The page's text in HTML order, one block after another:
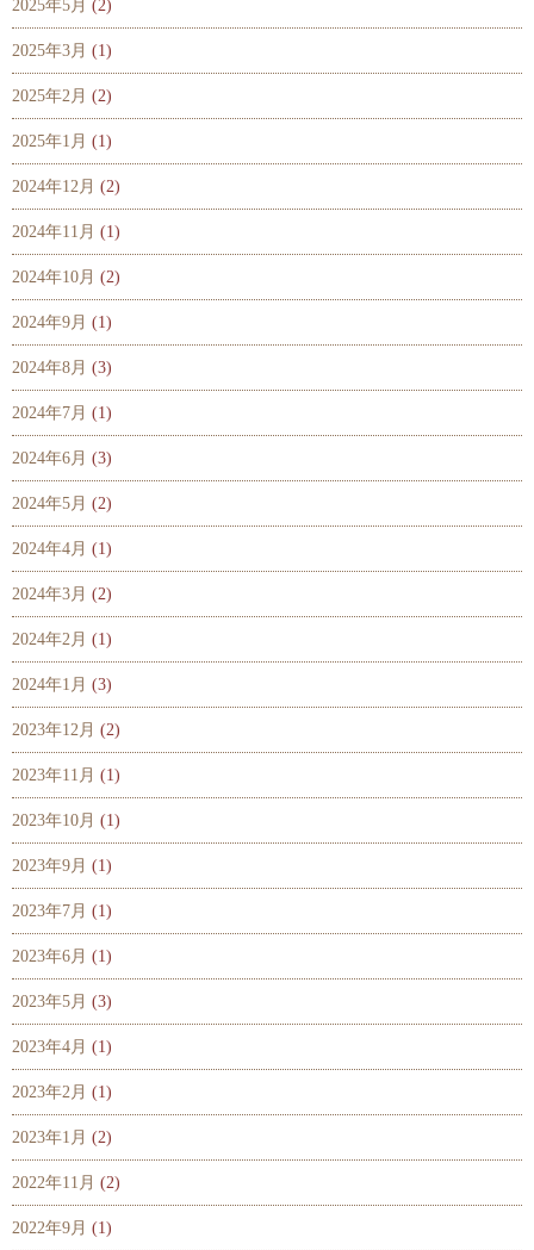
2025年5月 (2)
2025年3月 (1)
2025年2月 (2)
2025年1月 (1)
2024年12月 (2)
2024年11月 (1)
2024年10月 (2)
2024年9月 (1)
2024年8月 (3)
2024年7月 (1)
2024年6月 (3)
2024年5月 (2)
2024年4月 (1)
2024年3月 (2)
2024年2月 (1)
2024年1月 (3)
2023年12月 (2)
2023年11月 (1)
2023年10月 (1)
2023年9月 (1)
2023年7月 (1)
2023年6月 (1)
2023年5月 (3)
2023年4月 (1)
2023年2月 (1)
2023年1月 (2)
2022年11月 (2)
2022年9月 (1)